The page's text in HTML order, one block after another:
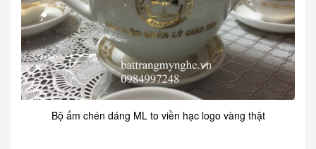
Bộ ấm chén dáng ML to viền hạc logo vàng thật